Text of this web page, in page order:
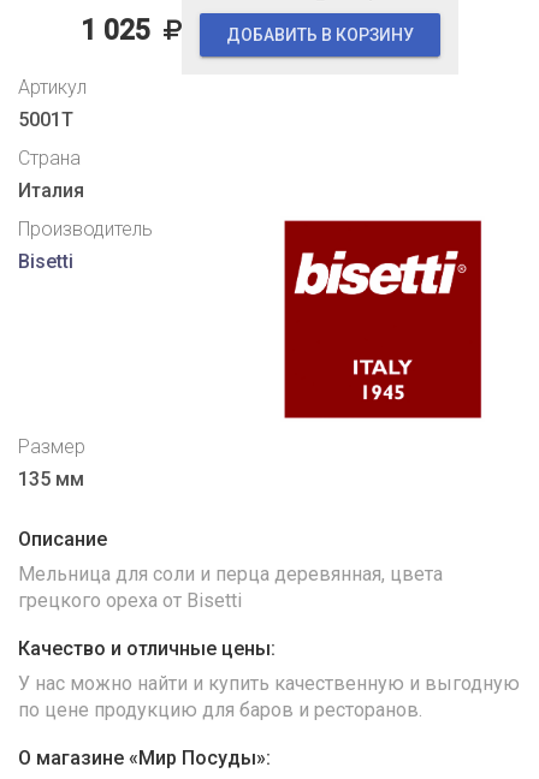
1 025 ДОБАВИТЬ В КОРЗИНУ
Артикул
5001T
Страна
Италия
Производитель
Bisetti
Размер
135 мм
Описание
Мельница для соли и перца деревянная, цвета
грецкого ореха от Bisetti
Качество и отличные цены:
У нас можно найти и купить качественную и выгодную
по цене продукцию для баров и ресторанов.
О магазине «Мир Посуды»: